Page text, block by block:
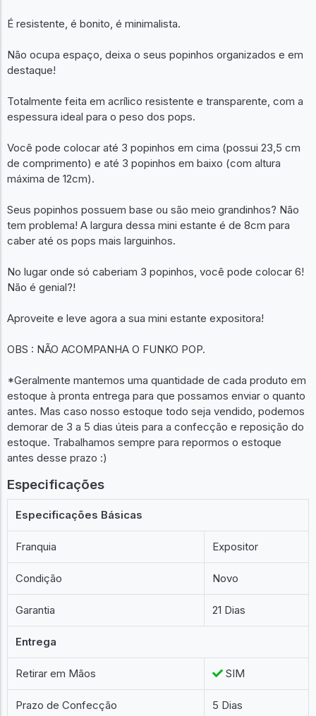
É resistente, é bonito, é minimalista.
Não ocupa espaço, deixa o seus popinhos organizados e em
destaque!
Totalmente feita em acrílico resistente e transparente, com a
espessura ideal para o peso dos pops.
Você pode colocar até 3 popinhos em cima (possui 23,5 cm
de comprimento) e até 3 popinhos em baixo (com altura
máxima de 12cm).
Seus popinhos possuem base ou são meio grandinhos? Não
tem problema! A largura dessa mini estante é de 8cm para
caber até os pops mais larguinhos.
No lugar onde só caberiam 3 popinhos, você pode colocar 6!
Não é genial?!
Aproveite e leve agora a sua mini estante expositora!
OBS : NÃO ACOMPANHA O FUNKO POP.
*Geralmente mantemos uma quantidade de cada produto em
estoque à pronta entrega para que possamos enviar o quanto
antes. Mas caso nosso estoque todo seja vendido, podemos
demorar de 3 a 5 dias úteis para a confecção e reposição do
estoque. Trabalhamos sempre para repormos o estoque
antes desse prazo :)
Especificações
Especificações Básicas
Franquia Expositor
Condição Novo
Garantia 21 Dias
Entrega
Retirar em Mãos SIM
Prazo de Confecção 5 Dias